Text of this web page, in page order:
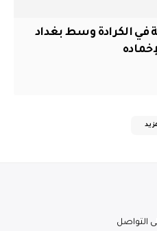
في الكرادة وسط بغداد
التواصل